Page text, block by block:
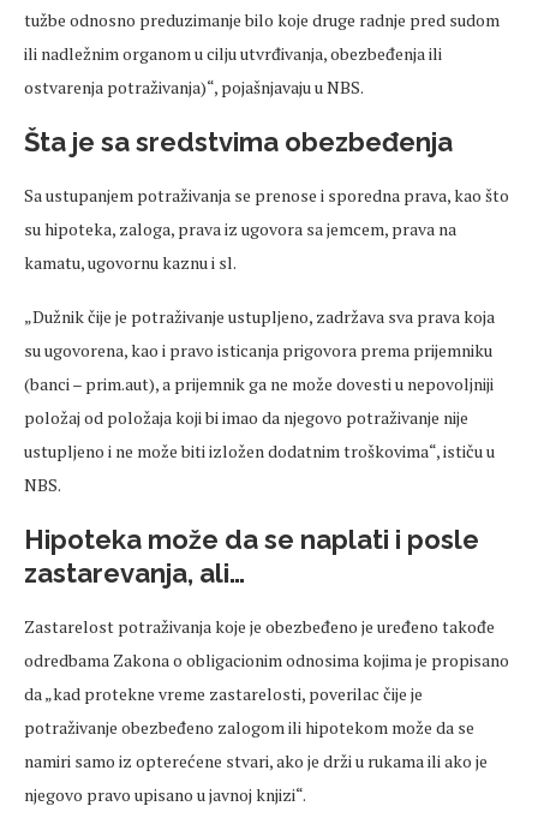
tužbe odnosno preduzimanje bilo koje druge radnje pred sudom
ili nadležnim organom u cilju utvrđivanja, obezbeđenja ili
ostvarenja potraživanja)“, pojašnjavaju u NBS.
Šta je sa sredstvima obezbeđenja
Sa ustupanjem potraživanja se prenose i sporedna prava, kao što
su hipoteka, zaloga, prava iz ugovora sa jemcem, prava na
kamatu, ugovornu kaznu i sl.
„Dužnik čije je potraživanje ustupljeno, zadržava sva prava koja
su ugovorena, kao i pravo isticanja prigovora prema prijemniku
(banci – prim.aut), a prijemnik ga ne može dovesti u nepovoljniji
položaj od položaja koji bi imao da njegovo potraživanje nije
ustupljeno i ne može biti izložen dodatnim troškovima“, ističu u
NBS.
Hipoteka može da se naplati i posle
zastarevanja, ali…
Zastarelost potraživanja koje je obezbeđeno je uređeno takođe
odredbama Zakona o obligacionim odnosima kojima je propisano
da „kad protekne vreme zastarelosti, poverilac čije je
potraživanje obezbeđeno zalogom ili hipotekom može da se
namiri samo iz opterećene stvari, ako je drži u rukama ili ako je
njegovo pravo upisano u javnoj knjizi“.